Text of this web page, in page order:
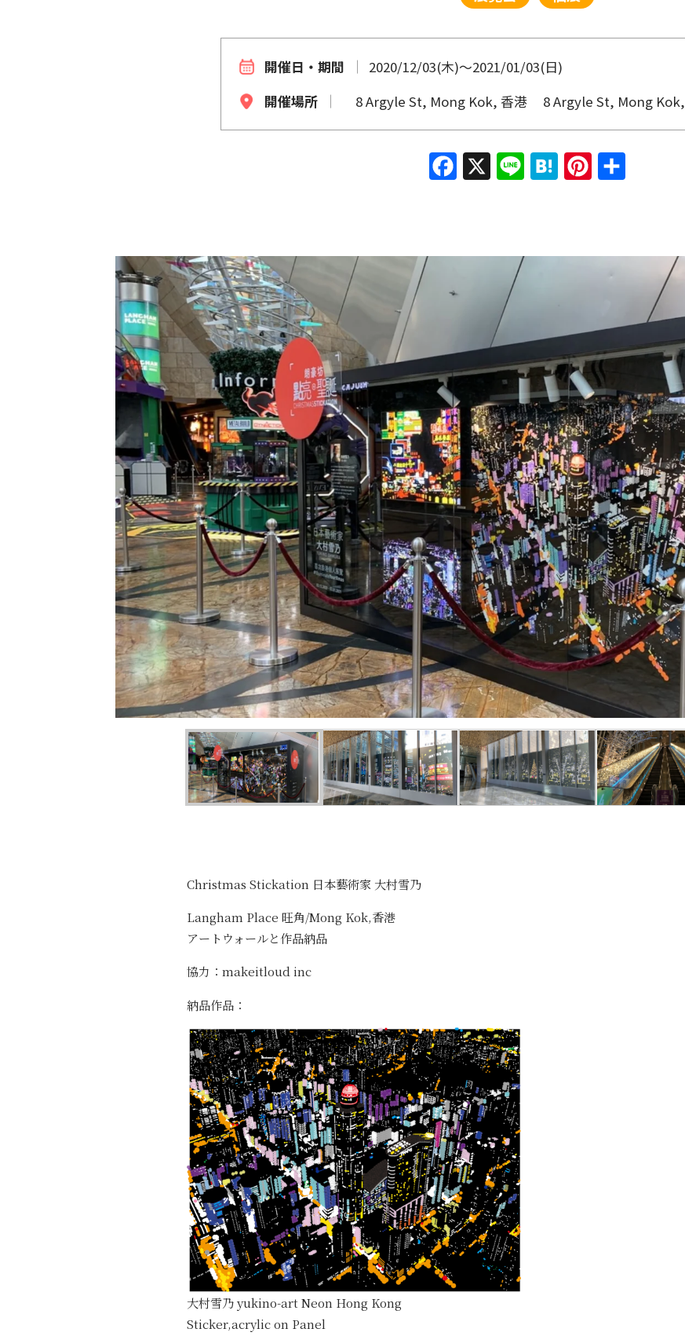
開催日・期間 2020/12/03(木)〜2021/01/03(日)
開催場所 8 Argyle St, Mong Kok, 香港 8 Argyle St, Mong Kok,
Facebook X Line Hatena Pinterest
Christmas Stickation 日本藝術家 大村雪乃
Langham Place 旺角/Mong Kok,香港
アートウォールと作品納品
協力：makeitloud inc
納品作品：
大村雪乃 yukino-art Neon Hong Kong
Sticker,acrylic on Panel